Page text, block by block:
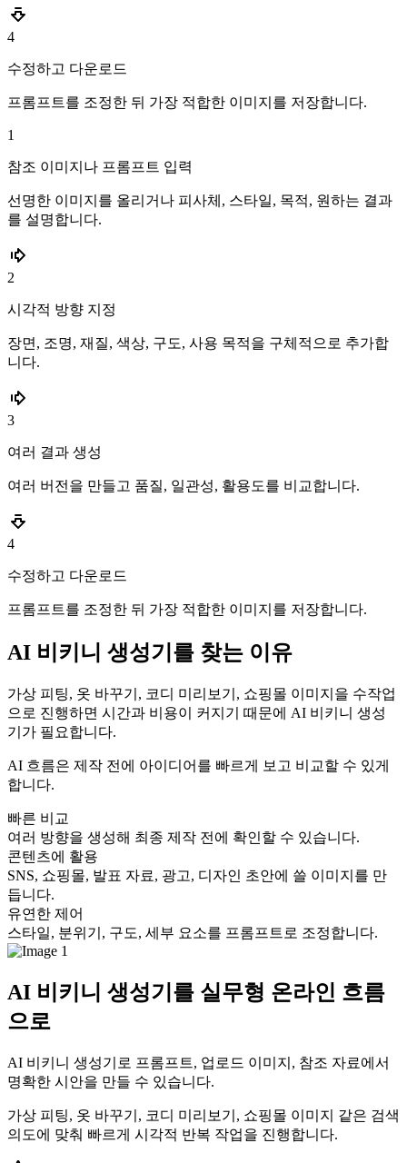
4
수정하고 다운로드
프롬프트를 조정한 뒤 가장 적합한 이미지를 저장합니다.
1
참조 이미지나 프롬프트 입력
선명한 이미지를 올리거나 피사체, 스타일, 목적, 원하는 결과
를 설명합니다.
2
시각적 방향 지정
장면, 조명, 재질, 색상, 구도, 사용 목적을 구체적으로 추가합
니다.
3
여러 결과 생성
여러 버전을 만들고 품질, 일관성, 활용도를 비교합니다.
4
수정하고 다운로드
프롬프트를 조정한 뒤 가장 적합한 이미지를 저장합니다.
AI 비키니 생성기를 찾는 이유
가상 피팅, 옷 바꾸기, 코디 미리보기, 쇼핑몰 이미지을 수작업
으로 진행하면 시간과 비용이 커지기 때문에 AI 비키니 생성
기가 필요합니다.
AI 흐름은 제작 전에 아이디어를 빠르게 보고 비교할 수 있게
합니다.
빠른 비교
여러 방향을 생성해 최종 제작 전에 확인할 수 있습니다.
콘텐츠에 활용
SNS, 쇼핑몰, 발표 자료, 광고, 디자인 초안에 쓸 이미지를 만
듭니다.
유연한 제어
스타일, 분위기, 구도, 세부 요소를 프롬프트로 조정합니다.
AI 비키니 생성기를 실무형 온라인 흐름
으로
AI 비키니 생성기로 프롬프트, 업로드 이미지, 참조 자료에서
명확한 시안을 만들 수 있습니다.
가상 피팅, 옷 바꾸기, 코디 미리보기, 쇼핑몰 이미지 같은 검색
의도에 맞춰 빠르게 시각적 반복 작업을 진행합니다.